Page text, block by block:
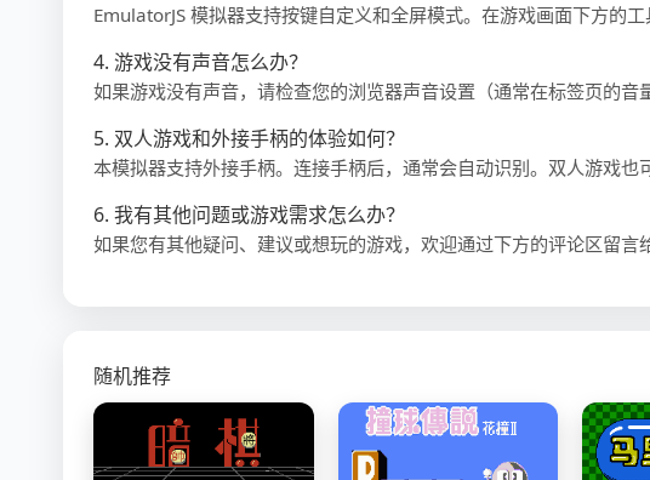
EmulatorJS 模拟器支持按键自定义和全屏模式。在游戏画面下方的工
4. 游戏没有声音怎么办？
如果游戏没有声音，请检查您的浏览器声音设置（通常在标签页的
5. 双人游戏和外接手柄的体验如何？
本模拟器支持外接手柄。连接手柄后，通常会自动识别。双人游戏也
6. 我有其他问题或游戏需求怎么办？
如果您有其他疑问、建议或想玩的游戏，欢迎通过下方的评论区留言
随机推荐